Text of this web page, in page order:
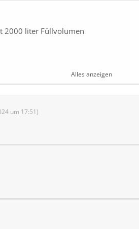
2000 liter Füllvolumen
es mit N geöffnet werden,
Alles anzeigen
um 17:51)